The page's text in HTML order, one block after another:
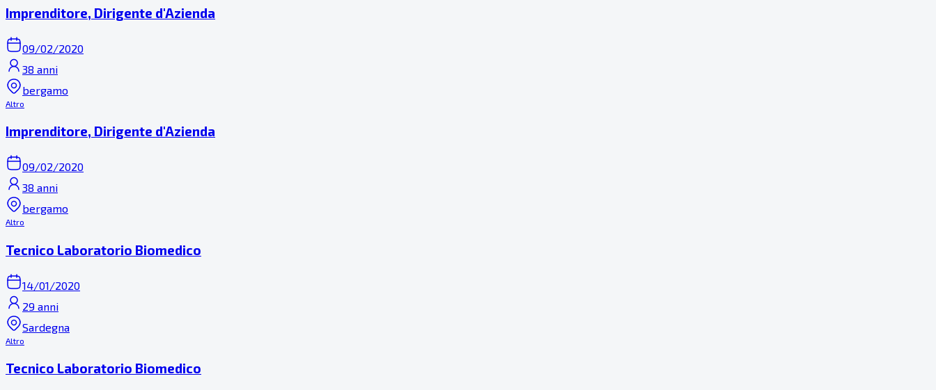
Imprenditore, Dirigente d'Azienda
09/02/2020
38 anni
bergamo
Altro
Imprenditore, Dirigente d'Azienda
09/02/2020
38 anni
bergamo
Altro
Tecnico Laboratorio Biomedico
14/01/2020
29 anni
Sardegna
Altro
Tecnico Laboratorio Biomedico